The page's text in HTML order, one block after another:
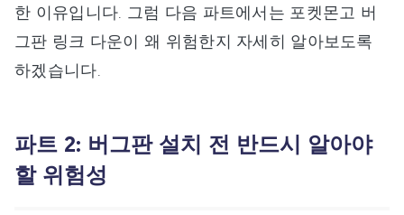
한 이유입니다. 그럼 다음 파트에서는 포켓몬고 버
그판 링크 다운이 왜 위험한지 자세히 알아보도록
하겠습니다.
파트 2: 버그판 설치 전 반드시 알아야
할 위험성